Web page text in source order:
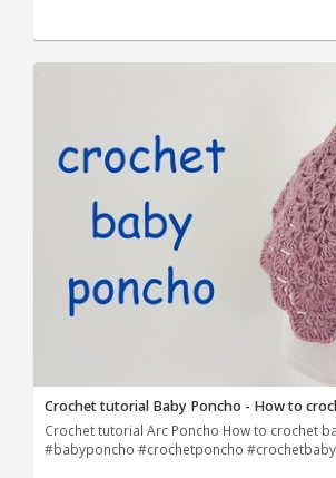
Crochet tutorial Baby Poncho - How to
Crochet tutorial Arc Poncho How to crochet
#babyponcho #crochetponcho